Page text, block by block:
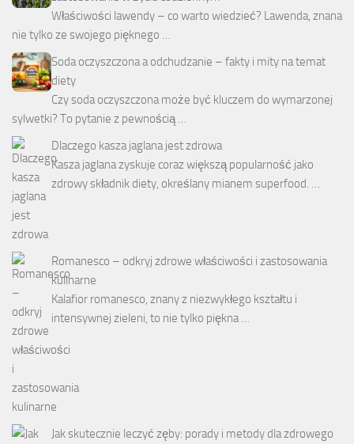
Właściwości lawendy – co warto wiedzieć? Lawenda, znana
nie tylko ze swojego pięknego …
Soda oczyszczona a odchudzanie – fakty i mity na temat
diety
Czy soda oczyszczona może być kluczem do wymarzonej
sylwetki? To pytanie z pewnością …
Dlaczego kasza jaglana jest zdrowa
Kasza jaglana zyskuje coraz większą popularność jako
zdrowy składnik diety, określany mianem superfood. …
Romanesco – odkryj zdrowe właściwości i zastosowania
kulinarne
Kalafior romanesco, znany z niezwykłego kształtu i
intensywnej zieleni, to nie tylko piękna …
Jak skutecznie leczyć zęby: porady i metody dla zdrowego